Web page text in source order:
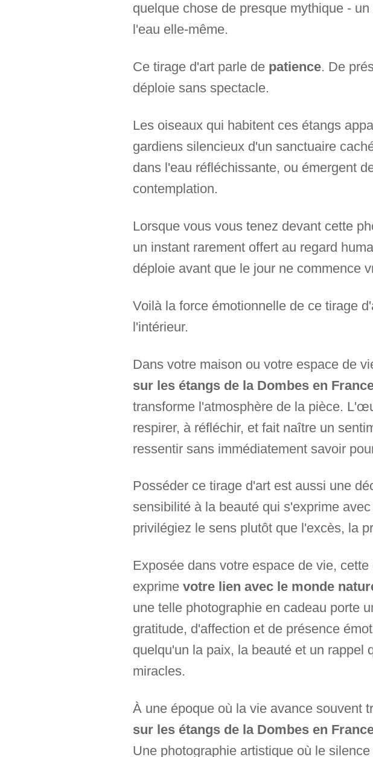
quelque chose de presque mythique -
l'eau elle-même.
Ce tirage d'art parle de patience. De
déploie sans spectacle.
Les oiseaux qui habitent ces étangs
gardiens silencieux d'un sanctuaire
dans l'eau réfléchissante, ou émergent
contemplation.
Lorsque vous vous tenez devant cette
un instant rarement offert au regard
déploie avant que le jour ne commence
Voilà la force émotionnelle de ce tirage
l'intérieur.
Dans votre maison ou votre espace de
sur les étangs de la Dombes en
transforme l'atmosphère de la pièce.
respirer, à réfléchir, et fait naître un
ressentir sans immédiatement savoir
Posséder ce tirage d'art est aussi une
sensibilité à la beauté qui s'exprime
privilégiez le sens plutôt que l'excès, la
Exposée dans votre espace de vie,
exprime votre lien avec le monde
une telle photographie en cadeau porte
gratitude, d'affection et de présence
quelqu'un la paix, la beauté et un rappel
miracles.
À une époque où la vie avance souvent
sur les étangs de la Dombes en
Une photographie artistique où le